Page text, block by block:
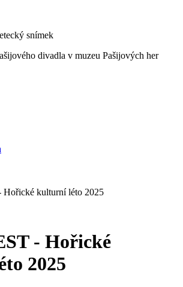
snímek
divadla v muzeu Pašijových her
kulturní léto 2025
- Hořické
2025